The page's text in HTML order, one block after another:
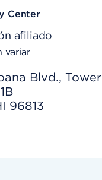
Center
afiliado
variar
Blvd., Tower
96813